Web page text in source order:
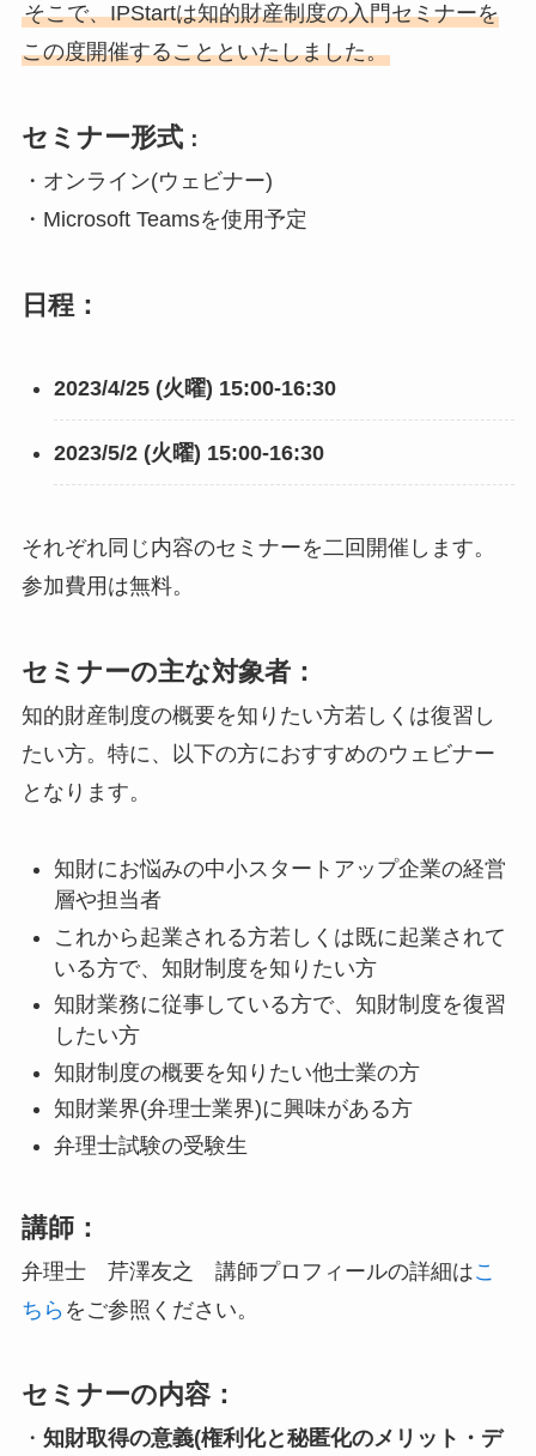
そこで、IPStartは知的財産制度の入門セミナーを
この度開催することといたしました。
セミナー形式：
・オンライン(ウェビナー)
・Microsoft Teamsを使用予定
日程：
2023/4/25 (火曜) 15:00-16:30
2023/5/2 (火曜) 15:00-16:30
それぞれ同じ内容のセミナーを二回開催します。
参加費用は無料。
セミナーの主な対象者：
知的財産制度の概要を知りたい方若しくは復習し
たい方。特に、以下の方におすすめのウェビナー
となります。
知財にお悩みの中小スタートアップ企業の経営
層や担当者
これから起業される方若しくは既に起業されて
いる方で、知財制度を知りたい方
知財業務に従事している方で、知財制度を復習
したい方
知財制度の概要を知りたい他士業の方
知財業界(弁理士業界)に興味がある方
弁理士試験の受験生
講師：
弁理士 芹澤友之 講師プロフィールの詳細はこ
ちら をご参照ください。
セミナーの内容：
・ 知財取得の意義(権利化と秘匿化のメリット・デ